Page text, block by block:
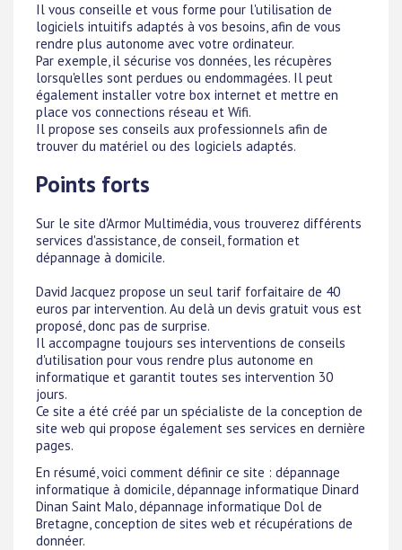
Il vous conseille et vous forme pour l'utilisation de
logiciels intuitifs adaptés à vos besoins, afin de vous
rendre plus autonome avec votre ordinateur.
Par exemple, il sécurise vos données, les récupères
lorsqu'elles sont perdues ou endommagées. Il peut
également installer votre box internet et mettre en
place vos connections réseau et Wifi.
Il propose ses conseils aux professionnels afin de
trouver du matériel ou des logiciels adaptés.
Points forts
Sur le site d'Armor Multimédia, vous trouverez différents
services d'assistance, de conseil, formation et
dépannage à domicile.
David Jacquez propose un seul tarif forfaitaire de 40
euros par intervention. Au delà un devis gratuit vous est
proposé, donc pas de surprise.
Il accompagne toujours ses interventions de conseils
d'utilisation pour vous rendre plus autonome en
informatique et garantit toutes ses intervention 30
jours.
Ce site a été créé par un spécialiste de la conception de
site web qui propose également ses services en dernière
pages.
En résumé, voici comment définir ce site : dépannage
informatique à domicile, dépannage informatique Dinard
Dinan Saint Malo, dépannage informatique Dol de
Bretagne, conception de sites web et récupérations de
donnéer.